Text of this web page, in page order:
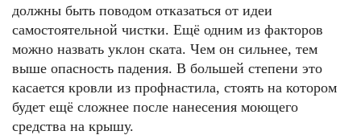
должны быть поводом отказаться от идеи
самостоятельной чистки. Ещё одним из факторов
можно назвать уклон ската. Чем он сильнее, тем
выше опасность падения. В большей степени это
касается кровли из профнастила, стоять на котором
будет ещё сложнее после нанесения моющего
средства на крышу.